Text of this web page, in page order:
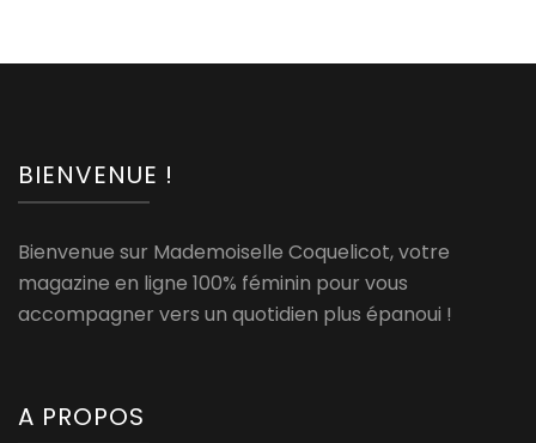
BIENVENUE !
Bienvenue sur Mademoiselle Coquelicot, votre
magazine en ligne 100% féminin pour vous
accompagner vers un quotidien plus épanoui !
A PROPOS